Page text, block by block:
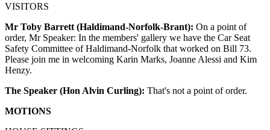
VISITORS
Mr Toby Barrett (Haldimand-Norfolk-Brant): On a point of
order, Mr Speaker: In the members' gallery we have the Car Seat
Safety Committee of Haldimand-Norfolk that worked on Bill 73.
Please join me in welcoming Karin Marks, Joanne Alessi and Kim
Henzy.
The Speaker (Hon Alvin Curling): That's not a point of order.
MOTIONS